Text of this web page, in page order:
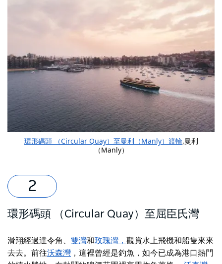
環形碼頭 （Circular Quay）至曼利（Manly）渡輪,曼利
（Manly）
環形碼頭 （Circular Quay）至屈臣氏灣
滑翔經過達令角、 雙灣和玫瑰灣， 觀賞水上飛機和船隻來來
去去。前往沃森灣 ，這裡曾經是釣魚，如今已成為港口熱門